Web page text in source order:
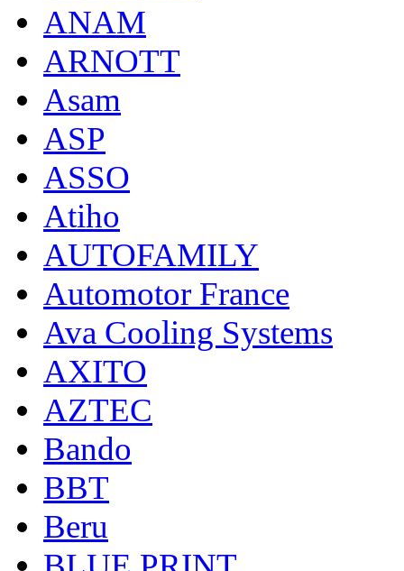
ANAM
ARNOTT
Asam
ASP
ASSO
Atiho
AUTOFAMILY
Automotor France
Ava Cooling Systems
AXITO
AZTEC
Bando
BBT
Beru